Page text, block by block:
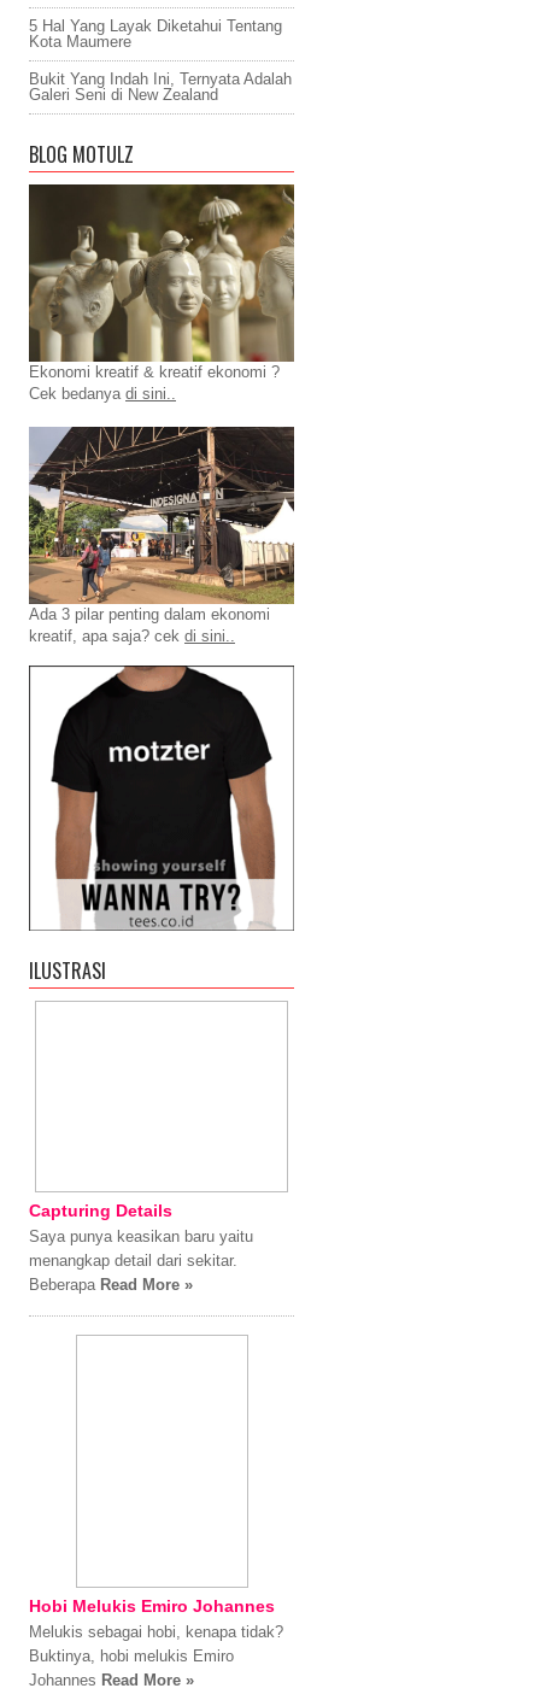
5 Hal Yang Layak Diketahui Tentang
Kota Maumere
Bukit Yang Indah Ini, Ternyata Adalah
Galeri Seni di New Zealand
BLOG MOTULZ
Ekonomi kreatif & kreatif ekonomi ?
Cek bedanya di sini..
Ada 3 pilar penting dalam ekonomi
kreatif, apa saja? cek di sini..
ILUSTRASI
Capturing Details
Saya punya keasikan baru yaitu
menangkap detail dari sekitar.
Beberapa Read More »
Hobi Melukis Emiro Johannes
Melukis sebagai hobi, kenapa tidak?
Buktinya, hobi melukis Emiro
Johannes Read More »